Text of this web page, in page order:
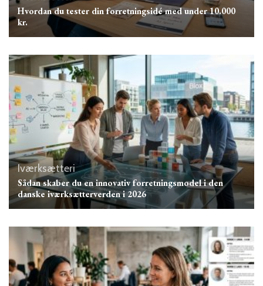
Hvordan du tester din forretningsidé med under 10.000
kr.
Iværksætteri
Sådan skaber du en innovativ forretningsmodel i den
danske iværksætterverden i 2026